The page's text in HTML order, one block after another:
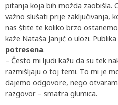
pitanja koja bih možda zaobišla.
važno slušati prije zaključivanja,
nas štite te koliko brzo
kaže Nataša Janjić o ulozi.
potresena.
– Često mi ljudi kažu da su tek
razmišljaju o toj temi. To mi je
dajemo odgovore, nego
razgovor – smatra glumica.